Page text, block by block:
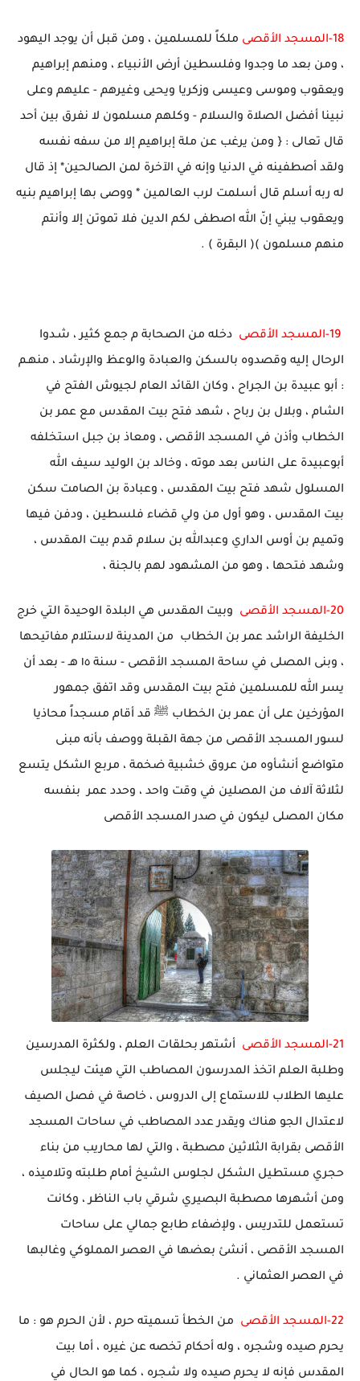
18-المسجد الأقصى
ملكاً للمسلمين ، ومن قبل أن يوجد اليهود
، ومن بعد ما وجدوا وفلسطين أرض الأنبياء ، ومنهم إبراهيم
ويعقوب وموسى وعيسى وزكريا ويحيى وغيرهم - عليهم وعلى
نبينا أفضل الصلاة والسلام - وكلهم مسلمون لا نفرق بين أحد
قال تعالى : { ومن يرغب عن ملة إبراهيم إلا من سفه نفسه
ولقد أصطفينه في الدنيا وإنه في الآخرة لمن الصالحين* إذ قال
له ربه أسلم قال أسلمت لرب العالمين * ووصى بها إبراهيم بنيه
ويعقوب يبني إنّ الله اصطفى لكم الدين فلا تموتن إلا وأنتم
منهم مسلمون )( البقرة ) .
19- المسجد الأقصى دخله من الصحابة م جمع كثير ، شـدوا
الرحال إليه وقصدوه بالسكن والعبادة والوعظ والإرشاد ، منهـم
: أبو عبيدة بن الجراح ، وكان القائد العام لجيوش الفتح في
الشام ، وبلال بن رباح ، شهد فتح بيت المقدس مع عمر بن
الخطاب وأذن في المسجد الأقصى ، ومعاذ بن جبل استخلفه
أبوعبيدة على الناس بعد موته ، وخالد بن الوليد سيف الله
المسلول شهد فتح بيت المقدس ، وعبادة بن الصامت سكن
بيت المقدس ، وهو أول من ولي قضاء فلسطين ، ودفن فيها
وتميم بن أوس الداري وعبدالله بن سلام قدم بيت المقدس ،
وشهد فتحها ، وهو من المشهود لهم بالجنة ،
20-المسجد الأقصى
وبيت المقدس هي البلدة الوحيدة التي خرج
الخليفة الراشد عمر بن الخطاب من المدينة لاستلام مفاتيحها
، وبنى المصلى في ساحة المسجد الأقصى - سنة ١٥ هـ - بعد أن
يسر الله للمسلمين فتح بيت المقدس وقد اتفق جمهور
المؤرخين على أن عمر بن الخطاب ﷺ قد أقام مسجداً محاذيا
لسور المسجد الأقصى من جهة القبلة ووصف بأنه مبنى
متواضع أنشأوه من عروق خشبية ضخمة ، مربع الشكل يتسع
لثلاثة آلاف من المصلين في وقت واحد ، وحدد عمر بنفسه
مكان المصلى ليكون في صدر المسجد الأقصى
21-المسجد الأقصى
أشتهر بحلقات العلم ، ولكثرة المدرسين
وطلبة العلم اتخذ المدرسون المصاطب التي هيئت ليجلس
عليها الطلاب للاستماع إلى الدروس ، خاصة في فصل الصيف
لاعتدال الجو هناك ويقدر عدد المصاطب في ساحات المسجد
الأقصى بقرابة الثلاثين مصطبة ، والتي لها محاريب من بناء
حجري مستطيل الشكل لجلوس الشيخ أمام طلبته وتلاميذه ،
ومن أشهرها مصطبة البصيري شرقي باب الناظر ، وكانت
تستعمل للتدريس ، ولإضفاء طابع جمالي على ساحات
المسجد الأقصى ، أنشئ بعضها في العصر المملوكي وغالبها
في العصر العثماني .
22-المسجد الأقصى
من الخطأ تسميته حرم ، لأن الحرم هو : ما
يحرم صيده وشجره ، وله أحكام تخصه عن غيره ، أما بيت
المقدس فإنه لا يحرم صيده ولا شجره ، كما هو الحال في